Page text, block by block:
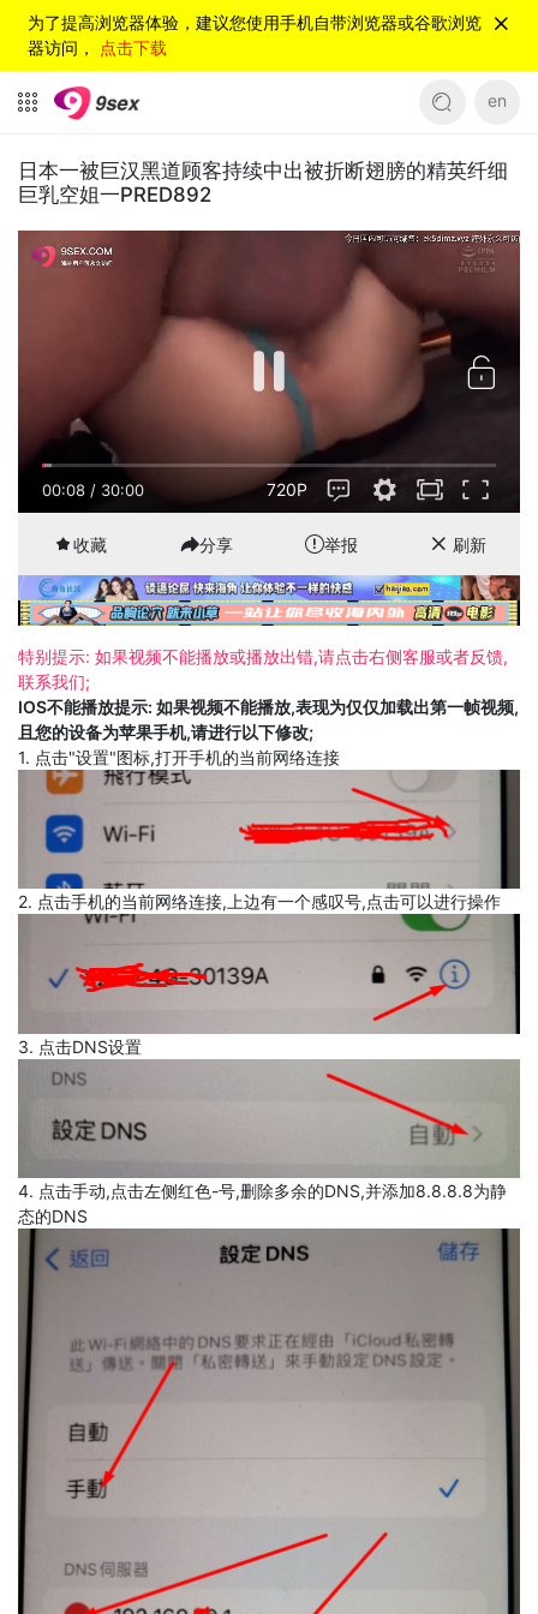
为了提高浏览器体验，建议您使用手机自带浏览器或谷歌浏览
器访问， 点击下载
en
日本一被巨汉黑道顾客持续中出被折断翅膀的精英纤细
巨乳空姐一PRED892
00:08 / 30:00 720P
收藏 分享 举报 刷新
特别提示: 如果视频不能播放或播放出错,请点击右侧客服或者反馈,
联系我们;
IOS不能播放提示: 如果视频不能播放,表现为仅仅加载出第一帧视频,
且您的设备为苹果手机,请进行以下修改;
1. 点击"设置"图标,打开手机的当前网络连接
2. 点击手机的当前网络连接,上边有一个感叹号,点击可以进行操作
3. 点击DNS设置
4. 点击手动,点击左侧红色-号,删除多余的DNS,并添加8.8.8.8为静
态的DNS